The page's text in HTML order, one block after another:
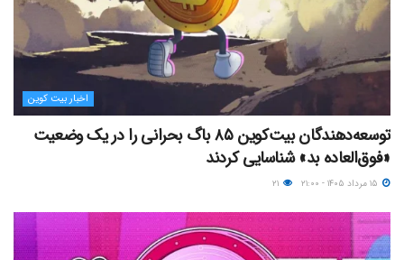
اخبار بیت کوین
توسعه‌دهندگان بیت‌کوین ۸۵ باگ بحرانی را در یک وضعیت
«فوق‌العاده بد» شناسایی کردند